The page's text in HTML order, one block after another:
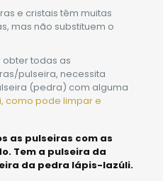
e cristais têm muitas
mas não substituem o
obter todas as
pulseira, necessita
(pedra) com alguma
como pode limpar e
as pulseiras com as
Tem a pulseira da
da pedra lápis-lazúli.